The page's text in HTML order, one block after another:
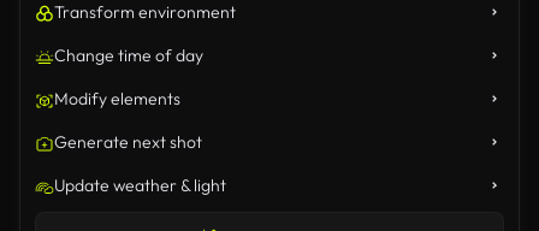
Transform environment
Change time of day
Modify elements
Generate next shot
Update weather & light